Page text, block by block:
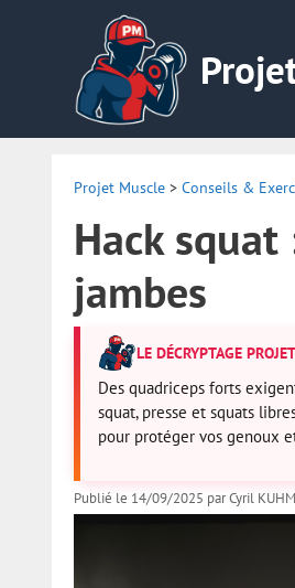
Projet Muscle > Conseils &
Hack
jambes
LE DÉCRYPTAGE
Des quadriceps forts
squat, presse et squats
pour protéger vos genoux
Publié le 14/09/2025 parCyril KUHM